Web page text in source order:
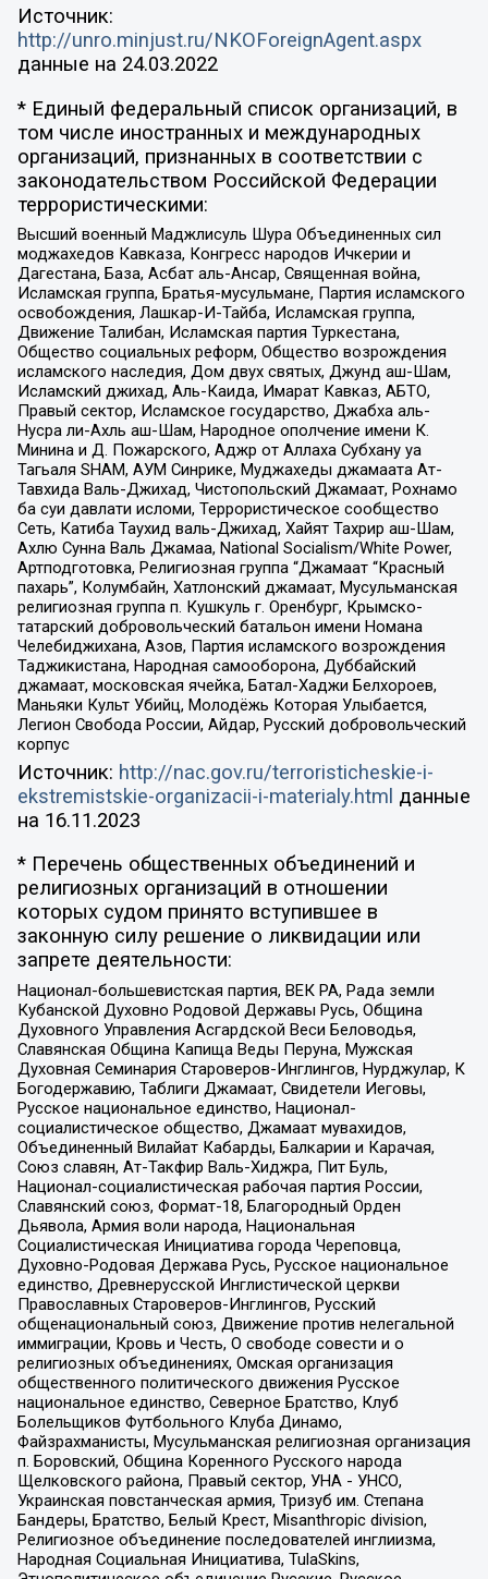
Источник:
http://unro.minjust.ru/NKOForeignAgent.aspx
данные на 24.03.2022
* Единый федеральный список организаций, в
том числе иностранных и международных
организаций, признанных в соответствии с
законодательством Российской Федерации
террористическими:
Высший военный Маджлисуль Шура Объединенных сил
моджахедов Кавказа, Конгресс народов Ичкерии и
Дагестана, База, Асбат аль-Ансар, Священная война,
Исламская группа, Братья-мусульмане, Партия исламского
освобождения, Лашкар-И-Тайба, Исламская группа,
Движение Талибан, Исламская партия Туркестана,
Общество социальных реформ, Общество возрождения
исламского наследия, Дом двух святых, Джунд аш-Шам,
Исламский джихад, Аль-Каида, Имарат Кавказ, АБТО,
Правый сектор, Исламское государство, Джабха аль-
Нусра ли-Ахль аш-Шам, Народное ополчение имени К.
Минина и Д. Пожарского, Аджр от Аллаха Субхану уа
Тагьаля SHAM, АУМ Синрике, Муджахеды джамаата Ат-
Тавхида Валь-Джихад, Чистопольский Джамаат, Рохнамо
ба суи давлати исломи, Террористическое сообщество
Сеть, Катиба Таухид валь-Джихад, Хайят Тахрир аш-Шам,
Ахлю Сунна Валь Джамаа, National Socialism/White Power,
Артподготовка, Религиозная группа “Джамаат “Красный
пахарь”, Колумбайн, Хатлонский джамаат, Мусульманская
религиозная группа п. Кушкуль г. Оренбург, Крымско-
татарский добровольческий батальон имени Номана
Челебиджихана, Азов, Партия исламского возрождения
Таджикистана, Народная самооборона, Дуббайский
джамаат, московская ячейка, Батал-Хаджи Белхороев,
Маньяки Культ Убийц, Молодёжь Которая Улыбается,
Легион Свобода России, Айдар, Русский добровольческий
корпус
Источник: http://nac.gov.ru/terroristicheskie-i-
ekstremistskie-organizacii-i-materialy.html данные
на 16.11.2023
* Перечень общественных объединений и
религиозных организаций в отношении
которых судом принято вступившее в
законную силу решение о ликвидации или
запрете деятельности:
Национал-большевистская партия, ВЕК РА, Рада земли
Кубанской Духовно Родовой Державы Русь, Община
Духовного Управления Асгардской Веси Беловодья,
Славянская Община Капища Веды Перуна, Мужская
Духовная Семинария Староверов-Инглингов, Нурджулар, К
Богодержавию, Таблиги Джамаат, Свидетели Иеговы,
Русское национальное единство, Национал-
социалистическое общество, Джамаат мувахидов,
Объединенный Вилайат Кабарды, Балкарии и Карачая,
Союз славян, Ат-Такфир Валь-Хиджра, Пит Буль,
Национал-социалистическая рабочая партия России,
Славянский союз, Формат-18, Благородный Орден
Дьявола, Армия воли народа, Национальная
Социалистическая Инициатива города Череповца,
Духовно-Родовая Держава Русь, Русское национальное
единство, Древнерусской Инглистической церкви
Православных Староверов-Инглингов, Русский
общенациональный союз, Движение против нелегальной
иммиграции, Кровь и Честь, О свободе совести и о
религиозных объединениях, Омская организация
общественного политического движения Русское
национальное единство, Северное Братство, Клуб
Болельщиков Футбольного Клуба Динамо,
Файзрахманисты, Мусульманская религиозная организация
п. Боровский, Община Коренного Русского народа
Щелковского района, Правый сектор, УНА - УНСО,
Украинская повстанческая армия, Тризуб им. Степана
Бандеры, Братство, Белый Крест, Misanthropic division,
Религиозное объединение последователей инглиизма,
Народная Социальная Инициатива, TulaSkins,